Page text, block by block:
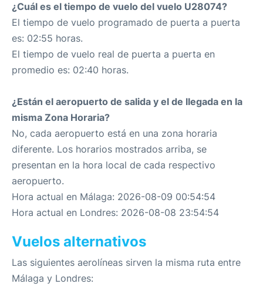
¿Cuál es el tiempo de vuelo del vuelo U28074?
El tiempo de vuelo programado de puerta a puerta
es: 02:55 horas.
El tiempo de vuelo real de puerta a puerta en
promedio es: 02:40 horas.
¿Están el aeropuerto de salida y el de llegada en la
misma Zona Horaria?
No, cada aeropuerto está en una zona horaria
diferente. Los horarios mostrados arriba, se
presentan en la hora local de cada respectivo
aeropuerto.
Hora actual en Málaga: 2026-08-09 00:54:54
Hora actual en Londres: 2026-08-08 23:54:54
Vuelos alternativos
Las siguientes aerolíneas sirven la misma ruta entre
Málaga y Londres: